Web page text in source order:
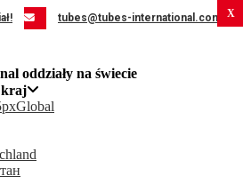
tubes@tubes-international.com
kraj
Global
X
X
X
X
X
X
X
X
X
X
X
X
X
X
X
X
X
X
X
X
X
X
X
X
X
X
X
X
X
X
X
X
X
X
X
X
X
X
X
X
X
X